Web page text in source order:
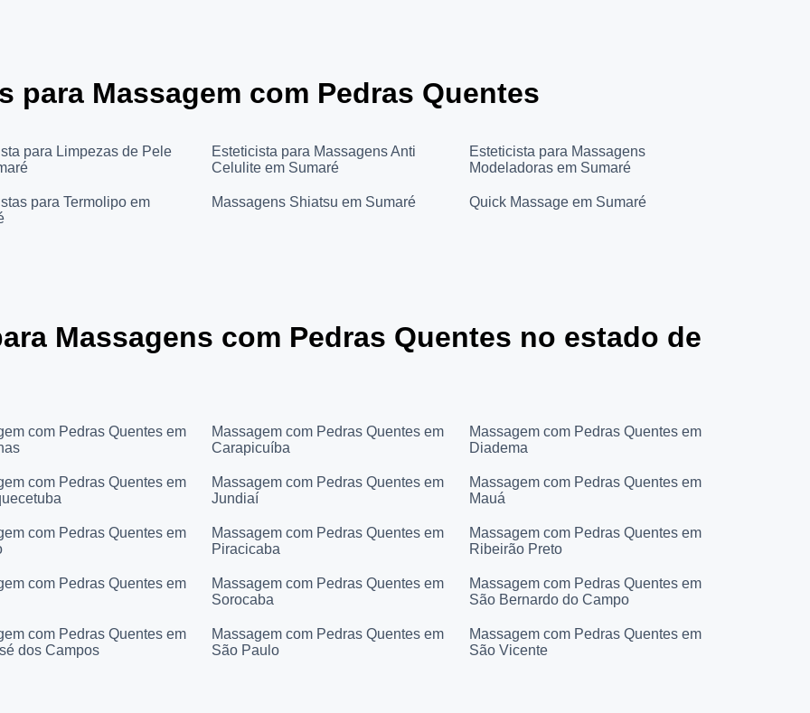
para Massagem com Pedras Quentes
para Limpezas de Pele
Esteticista para Massagens Anti
Celulite em Sumaré
Esteticista para Massagens
Modeladoras em Sumaré
para Termolipo em
Massagens Shiatsu em Sumaré Quick Massage em Sumaré
Massagens com Pedras Quentes no estado de
com Pedras Quentes em
Massagem com Pedras Quentes em
Carapicuíba
Massagem com Pedras Quentes em
Diadema
com Pedras Quentes em
Massagem com Pedras Quentes em
Jundiaí
Massagem com Pedras Quentes em
Mauá
com Pedras Quentes em
Massagem com Pedras Quentes em
Piracicaba
Massagem com Pedras Quentes em
Ribeirão Preto
com Pedras Quentes em
Massagem com Pedras Quentes em
Sorocaba
Massagem com Pedras Quentes em
São Bernardo do Campo
com Pedras Quentes em
dos Campos
Massagem com Pedras Quentes em
São Paulo
Massagem com Pedras Quentes em
São Vicente